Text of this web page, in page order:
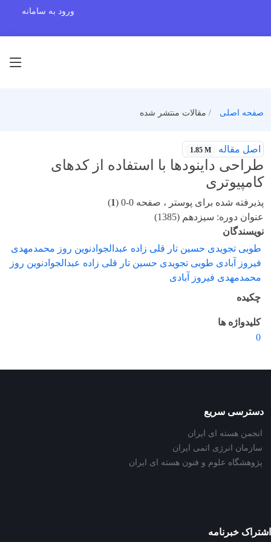
ورود به سامانه
صفحه اصلی مقالات منتشر شده
اصل مقاله 1.85 M
طراحی داینودها با استفاده از کدهای
کامپیوتری
پذیرفته شده برای پوستر ، صفحه 0-0 ( 1
)
عنوان دوره: سیزدهم (1385)
نویسندگان
طوبی تجویدی حسین تار قلی زاده عبدالجوادنوین روز محمدمهدی
فیروز آبادی طوبی تجویدی حسین تار قلی زاده عبدالجوادنوین روز
محمدمهدی فیروز آبادی
چکیده
کلیدواژه ها
0
دسترسی سریع
انجمن هسته ای ایران
سازمان انرژی اتمی ایران
پژوهشگاه علوم و فنون هسته ای ایران
اشتراک خبرنامه